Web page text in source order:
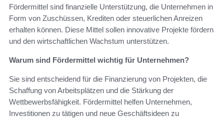
Fördermittel sind finanzielle Unterstützung, die Unternehmen in
Form von Zuschüssen, Krediten oder steuerlichen Anreizen
erhalten können. Diese Mittel sollen innovative Projekte fördern
und den wirtschaftlichen Wachstum unterstützen.
Warum sind Fördermittel wichtig für Unternehmen?
Sie sind entscheidend für die Finanzierung von Projekten, die
Schaffung von Arbeitsplätzen und die Stärkung der
Wettbewerbsfähigkeit. Fördermittel helfen Unternehmen,
Investitionen zu tätigen und neue Geschäftsideen zu